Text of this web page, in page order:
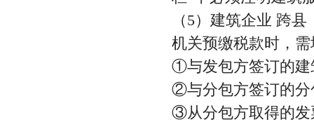
（5）建筑企业 跨
机关预缴税款时，
①与发包方签订的建
②与分包方签订的分
③从分包方取得的发